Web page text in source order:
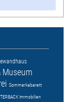
Museum
Sommerkabarett
Immobilien